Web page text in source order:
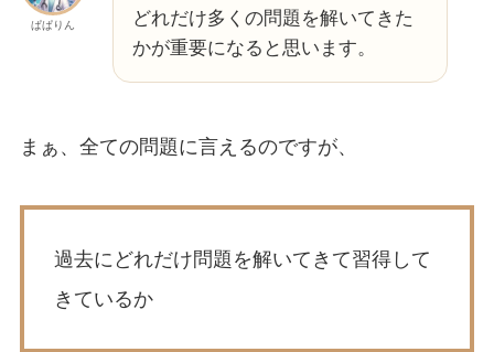
ぱぱりん
どれだけ多くの問題を解いてきた
かが重要になると思います。
まぁ、全ての問題に言えるのですが、
過去にどれだけ問題を解いてきて習得して
きているか